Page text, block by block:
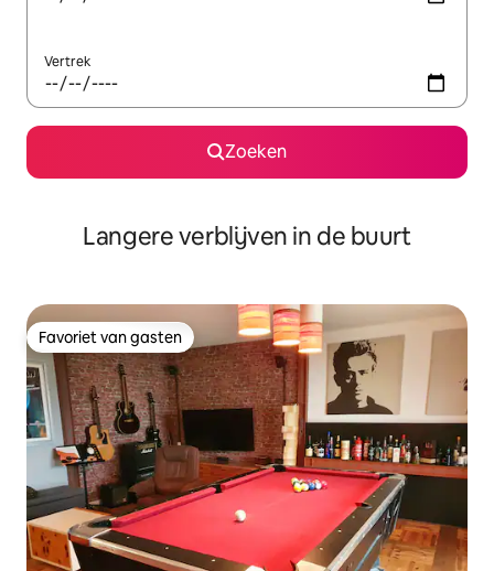
Vertrek
Zoeken
Langere verblijven in de buurt
Favoriet van gasten
Favoriet van gasten